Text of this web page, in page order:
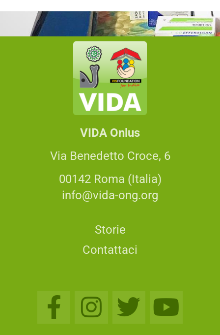
VIDA Onlus
Via Benedetto Croce, 6
00142 Roma (Italia)
info@vida-ong.org
Storie
Contattaci